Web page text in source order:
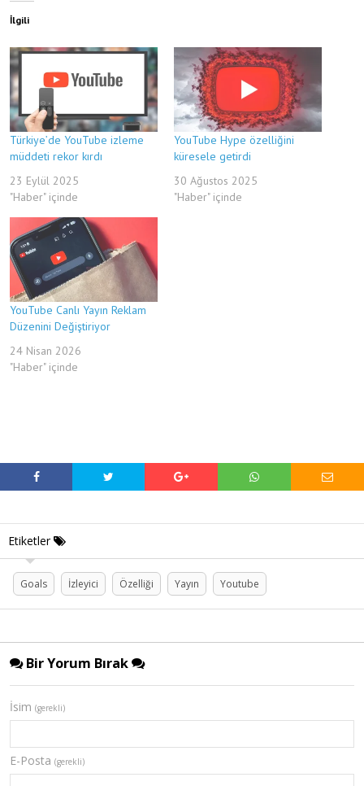
İlgili
Türkiye’de YouTube izleme
müddeti rekor kırdı
23 Eylül 2025
"Haber" içinde
YouTube Hype özelliğini
küresele getirdi
30 Ağustos 2025
"Haber" içinde
YouTube Canlı Yayın Reklam
Düzenini Değiştiriyor
24 Nisan 2026
"Haber" içinde
Etiketler
Goals İzleyici Özelliği Yayın Youtube
Bir Yorum Bırak
İsim (gerekli)
E-Posta (gerekli)